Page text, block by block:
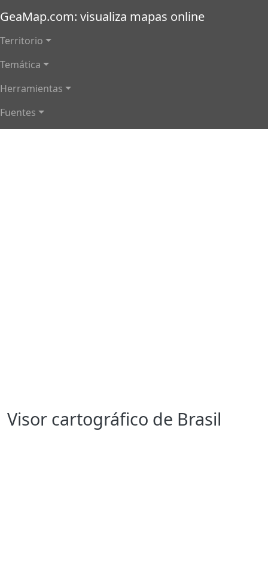
GeaMap.com: visualiza mapas online
Main navigation
Territorio
Temática
Herramientas
Fuentes
Visor cartográfico de Brasil